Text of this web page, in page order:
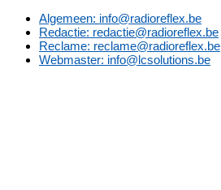
Algemeen: info@radioreflex.be
Redactie: redactie@radioreflex.be
Reclame: reclame@radioreflex.be
Webmaster: info@lcsolutions.be